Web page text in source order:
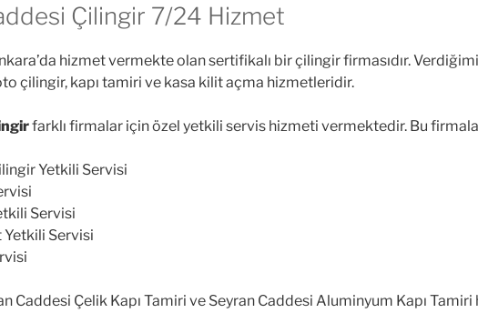
Çilingir 7/24 Hizmet
hizmet vermekte olan sertifikalı bir çilingir firmasıdır.
çilingir, kapı tamiri ve kasa kilit açma hizmetleridir.
farklı firmalar için özel yetkili servis hizmeti vermektedir. Bu
Yetkili Servisi
Servisi
Yetkili Servisi
Caddesi Çelik Kapı Tamiri ve Seyran Caddesi Aluminyum Kapı